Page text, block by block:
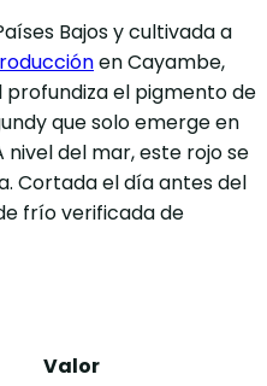
Bajos y cultivada a
en Cayambe,
profundiza el pigmento de
que solo emerge en
del mar, este rojo se
Cortada el día antes del
frío verificada de
Valor